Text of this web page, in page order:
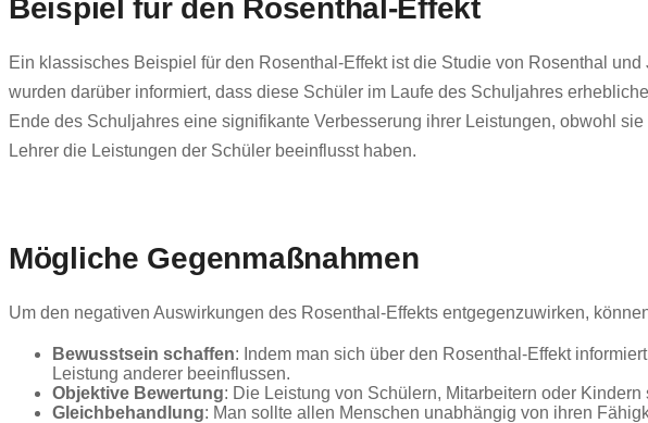
Beispiel für den Rosenthal-Effekt
Ein klassisches Beispiel für den Rosenthal-Effekt ist die Studie von Rosenthal
wurden darüber informiert, dass diese Schüler im Laufe des Schuljahres
Ende des Schuljahres eine signifikante Verbesserung ihrer Leistungen, obwohl
Lehrer die Leistungen der Schüler beeinflusst haben.
Mögliche Gegenmaßnahmen
Um den negativen Auswirkungen des Rosenthal-Effekts entgegenzuwirken,
Bewusstsein schaffen: Indem man sich über den Rosenthal-Effekt
Leistung anderer beeinflussen.
Objektive Bewertung: Die Leistung von Schülern, Mitarbeitern oder
Gleichbehandlung: Man sollte allen Menschen unabhängig von ihren